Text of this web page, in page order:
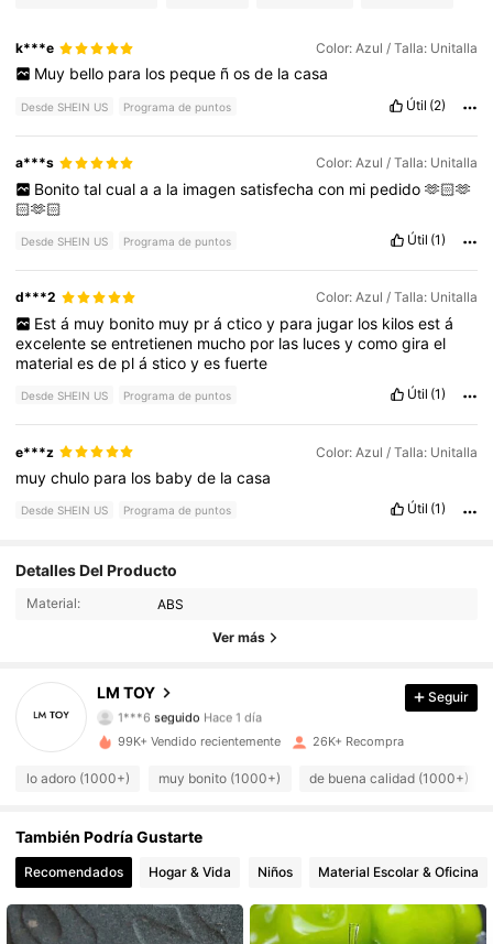
k***e Color: Azul / Talla: Unitalla
Muy bello para los peque ñ os de la casa
Desde SHEIN US Programa de puntos Útil (2)
a***s Color: Azul / Talla: Unitalla
Bonito tal cual a a la imagen satisfecha con mi pedido 🫶🏻🫶
🏻🫶🏻
Desde SHEIN US Programa de puntos Útil (1)
d***2 Color: Azul / Talla: Unitalla
Est á muy bonito muy pr á ctico y para jugar los kilos est á
excelenteseentretienen mucho por las lucesycomogirael
materialesde plásticoyesfuerte
Desde SHEIN US Programa de puntos Útil (1)
e***z Color: Azul / Talla: Unitalla
muychulo para los babyde lacasa
Desde SHEIN US Programa de puntos Útil (1)
Detalles Del Producto
Material: ABS
Ver más
LM TOY
4.82 3.2K Seguidores
3.2K Seguidores
4.82
1***6 seguido Hace 1 día
4.82
4.82 3.2K Seguidores
4.82 3.2K Seguidores
4.82
4.82 3.2K Seguidores
Seguir
99K+ Vendido recientemente 26K+ Recompra
lo adoro (1000+) muy bonito (1000+) de buena calidad (1000+)
También Podría Gustarte
Recomendados Hogar & Vida Niños Material Escolar & Oficina